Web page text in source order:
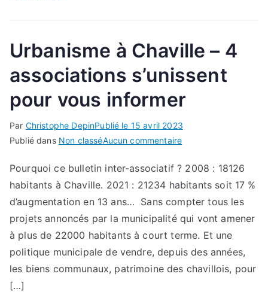
dénoncent
manque
sécurité
autour
chantiers
Urbanisme à Chaville – 4
associations s’unissent
pour vous informer
Par Christophe DepinPublié le 15 avril 2023
Publié dans Non classéAucun commentairesur
à
Chaville
–
4
associations
pour
vous
Pourquoi ce bulletin inter-associatif ? 2008 : 18126
habitants à Chaville. 2021 : 21234 habitants soit 17 %
d’augmentation en 13 ans… Sans compter tous les
projets annoncés par la municipalité qui vont amener
à plus de 22000 habitants à court terme. Et une
politique municipale de vendre, depuis des années,
les biens communaux, patrimoine des chavillois, pour
[…]